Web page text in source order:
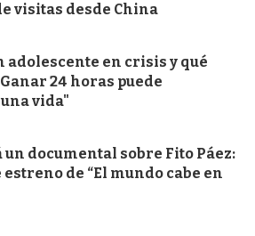
visitas desde China
adolescente en crisis y qué
24 horas puede
vida"
documental sobre Fito Páez:
de “El mundo cabe en